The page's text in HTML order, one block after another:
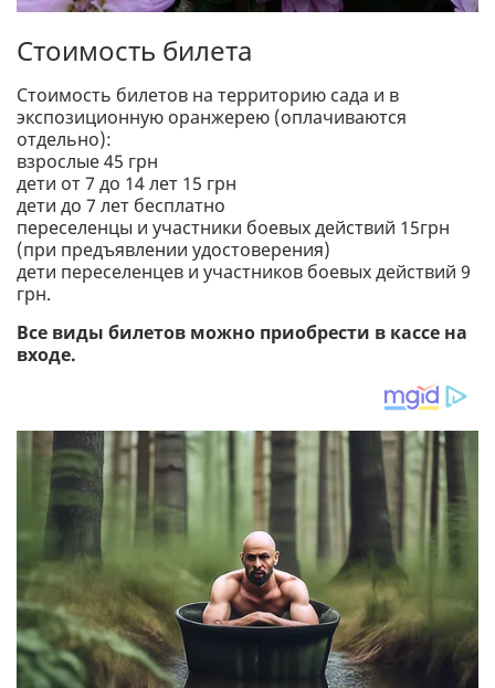
Стоимость билета
Стоимость билетов на территорию сада и в
экспозиционную оранжерею (оплачиваются
отдельно):
взрослые 45 грн
дети от 7 до 14 лет 15 грн
дети до 7 лет бесплатно
переселенцы и участники боевых действий 15грн
(при предъявлении удостоверения)
дети переселенцев и участников боевых действий 9
грн.
Все виды билетов можно приобрести в кассе на
входе.